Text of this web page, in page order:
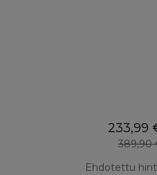
233,99
389,90
Ehdotettu